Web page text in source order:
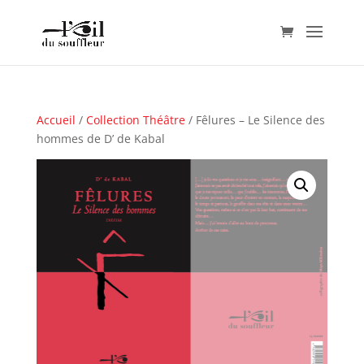
Accueil / Collection Théâtre/ Fêlures – Le Silence des
hommes de D’ de Kabal